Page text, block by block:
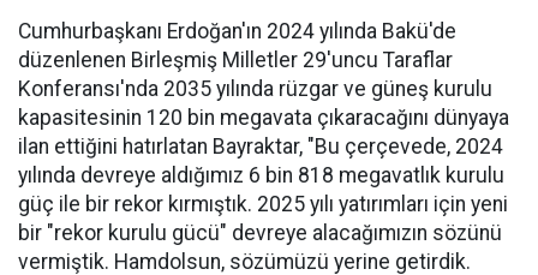
Cumhurbaşkanı Erdoğan'ın 2024 yılında Bakü'de
düzenlenen Birleşmiş Milletler 29'uncu Taraflar
Konferansı'nda 2035 yılında rüzgar ve güneş kurulu
kapasitesinin 120 bin megavata çıkaracağını dünyaya
ilan ettiğini hatırlatan Bayraktar, "Bu çerçevede, 2024
yılında devreye aldığımız 6 bin 818 megavatlık kurulu
güç ile bir rekor kırmıştık. 2025 yılı yatırımları için yeni
bir "rekor kurulu gücü" devreye alacağımızın sözünü
vermiştik. Hamdolsun, sözümüzü yerine getirdik.